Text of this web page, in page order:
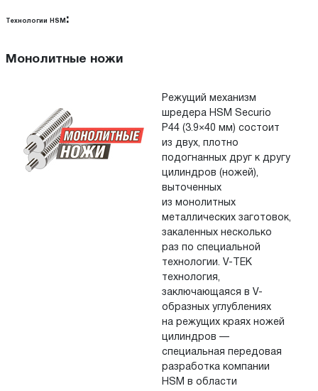
Технологии HSM :
Монолитные ножи
Режущий механизм
шредера HSM Securio
P44 (3.9×40 мм) состоит
из двух, плотно
подогнанных друг к другу
цилиндров (ножей),
выточенных
из монолитных
металлических заготовок,
закаленных несколько
раз по специальной
технологии. V-TEK
технология,
заключающаяся в V-
образных углублениях
на режущих краях ножей
цилиндров —
специальная передовая
разработка компании
HSM в области